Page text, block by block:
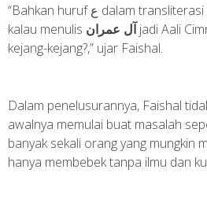
“Bahkan huruf ع dalam transliterasi Somalia adalah C, jadi
kalau menulis آل عمرانjadi Aali
kejang-kejang?,” ujar Faishal.
Dalam penelusurannya, Faishal
awalnya memulai buat masalah
banyak sekali orang yang mungkin
hanya membebek tanpa ilmu dan